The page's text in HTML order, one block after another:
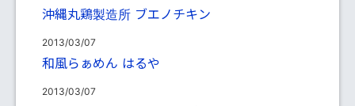
沖縄丸鶏製造所 ブエノチキン
2013/03/07
和風らぁめん はるや
2013/03/07